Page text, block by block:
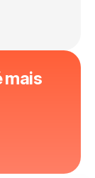
mais